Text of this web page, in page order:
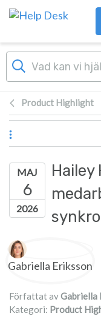
Gå till huvudinnehåll
Product Highlight
MAJ
6
2026
Författarlista
Gabriella Eriksson
Författat avGabriella
Kategori: Product